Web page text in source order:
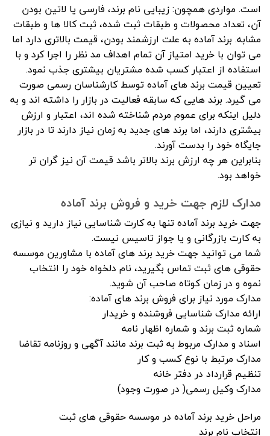
است. مواردی همچون: زیبایی نام برند، فارسی یا لاتین بودن
آن، تعداد محصولات و طبقات ثبت شده، ثبت کالا ها و طبقات
مشابه. برند آماده به علت ارزشمند بودن، قیمت بالاتری دارد اما
می توان با خرید امتیاز آن تمام اهداف مد نظر را اجرا کرد و با
استفاده از اعتبار کسب شده مشتریان بیشتری جذب نمود.
تعیین قیمت برند های آماده توسط کارشناسان رسمی صورت
می گیرد. برند هایی که سابقه فعالیت در بازار را داشته اند و به
دلیل اینکه برای عموم مردم شناخته شده اند، اعتبار و ارزش
بیشتری دارند، اما برند های جدید به زمان نیاز دارند تا در بازار
جایگاه خود را بدست آورند.
بنابراین هر چه ارزش برند بالاتر باشد قیمت آن نیز گران تر
خواهد بود.
مدارک لازم جهت خرید و فروش برند آماده
جهت خرید برند آماده تنها به کارت شناسایی نیاز دارید و نیازی
به کارت بازرگانی و یا جواز تاسیس نیست.
شما می توانید جهت خرید برند های آماده با مشاورین موسسه
حقوقی های ثبت تماس بگیرید، نام دلخواه خود را انتخاب
نموه و در زمان کوتاه صاحب آن شوید.
مدارک مورد نیاز برای فروش برند های آماده:
ارائه مدارک شناسایی فروشنده و خریدار
شماره ثبت برند و شماره اظهار نامه
اسناد و مدارک مربوط به ثبت برند مانند آگهی و روزنامه تقاضا
مدارک مرتبط با نوع کسب و کار
تنظیم قرارداد در دفتر خانه
مدارک وکیل رسمی( در صورت وجود)
مراحل خرید برند آماده در موسسه حقوقی های ثبت
انتخاب نام برند